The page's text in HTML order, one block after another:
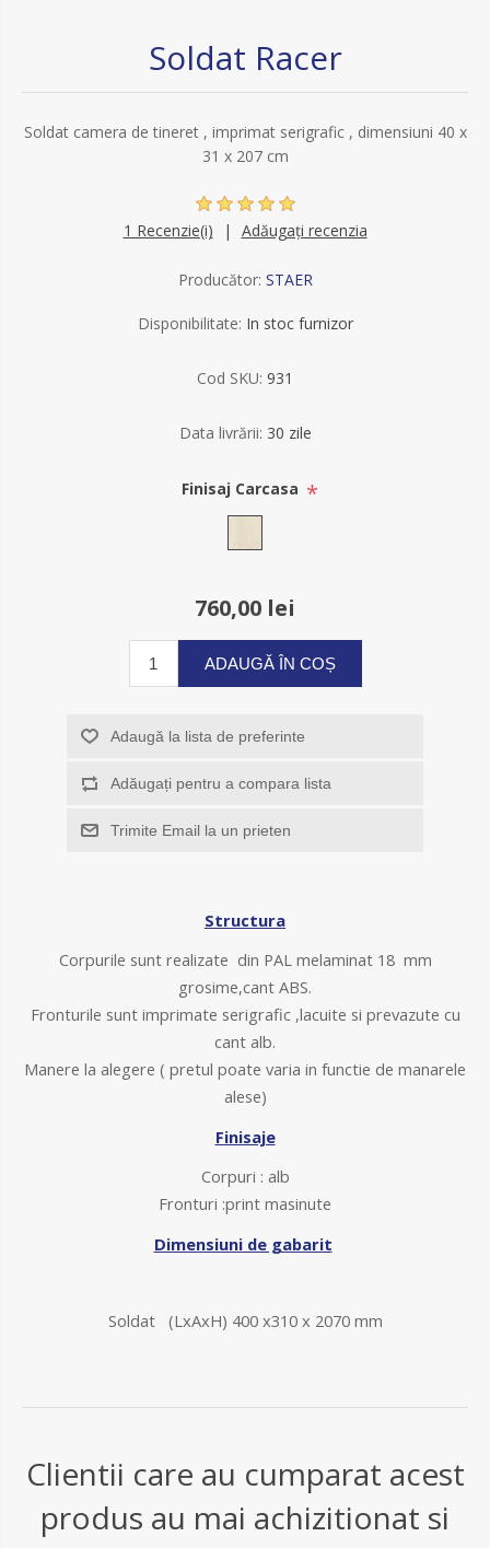
Soldat Racer
Soldat camera de tineret , imprimat serigrafic , dimensiuni 40 x
31 x 207 cm
1 Recenzie(i) Adăugați recenzia
Producător: STAER
Disponibilitate: In stoc furnizor
Cod SKU: 931
Data livrării: 30 zile
Finisaj Carcasa *
760,00 lei
ADAUGĂ ÎN COȘ
Adaugă la lista de preferinte
Adăugați pentru a compara lista
Trimite Email la un prieten
Structura
Corpurile sunt realizate din PAL melaminat 18 mm
grosime,cant ABS.
Fronturile sunt imprimate serigrafic ,lacuite si prevazute cu
cant alb.
Manere la alegere ( pretul poate varia in functie de manarele
alese)
Finisaje
Corpuri : alb
Fronturi :print masinute
Dimensiuni de gabarit
Soldat (LxAxH) 400 x310 x 2070 mm
Clientii care au cumparat acest
produs au mai achizitionat si